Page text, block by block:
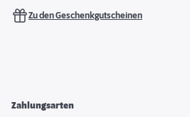
Zu den Geschenkgutscheinen
Zahlungsarten